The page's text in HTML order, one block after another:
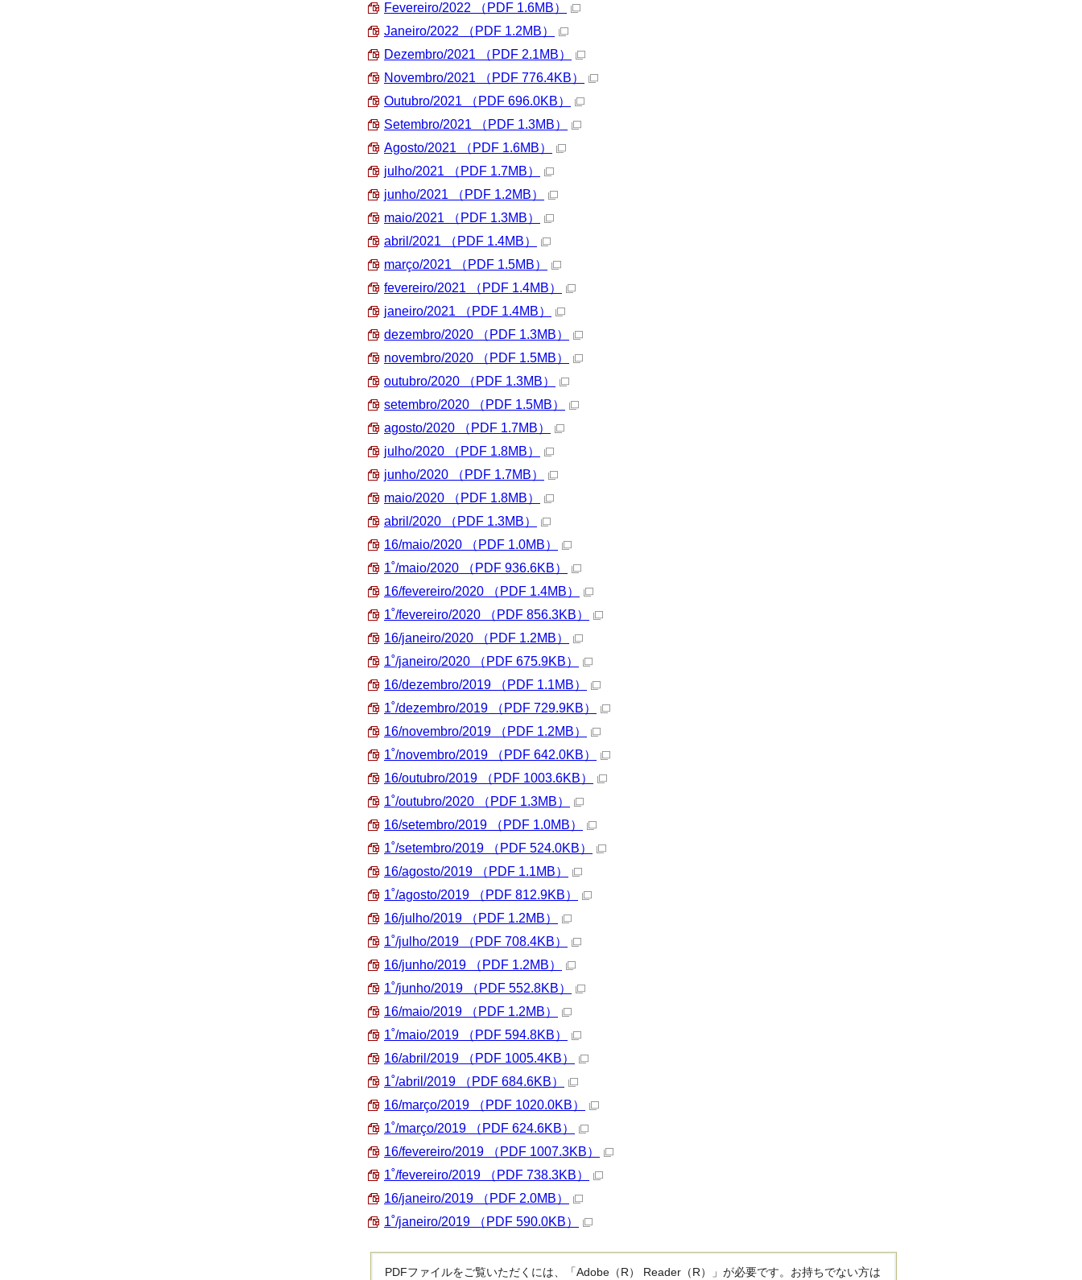
Fevereiro/2022 （PDF 1.6MB）
Janeiro/2022 （PDF 1.2MB）
Dezembro/2021 （PDF 2.1MB）
Novembro/2021 （PDF 776.4KB）
Outubro/2021 （PDF 696.0KB）
Setembro/2021 （PDF 1.3MB）
Agosto/2021 （PDF 1.6MB）
julho/2021 （PDF 1.7MB）
junho/2021 （PDF 1.2MB）
maio/2021 （PDF 1.3MB）
abril/2021 （PDF 1.4MB）
março/2021 （PDF 1.5MB）
fevereiro/2021 （PDF 1.4MB）
janeiro/2021 （PDF 1.4MB）
dezembro/2020 （PDF 1.3MB）
novembro/2020 （PDF 1.5MB）
outubro/2020 （PDF 1.3MB）
setembro/2020 （PDF 1.5MB）
agosto/2020 （PDF 1.7MB）
julho/2020 （PDF 1.8MB）
junho/2020 （PDF 1.7MB）
maio/2020 （PDF 1.8MB）
abril/2020 （PDF 1.3MB）
16/maio/2020 （PDF 1.0MB）
1˚/maio/2020 （PDF 936.6KB）
16/fevereiro/2020 （PDF 1.4MB）
1˚/fevereiro/2020 （PDF 856.3KB）
16/janeiro/2020 （PDF 1.2MB）
1˚/janeiro/2020 （PDF 675.9KB）
16/dezembro/2019 （PDF 1.1MB）
1˚/dezembro/2019 （PDF 729.9KB）
16/novembro/2019 （PDF 1.2MB）
1˚/novembro/2019 （PDF 642.0KB）
16/outubro/2019 （PDF 1003.6KB）
1˚/outubro/2020 （PDF 1.3MB）
16/setembro/2019 （PDF 1.0MB）
1˚/setembro/2019 （PDF 524.0KB）
16/agosto/2019 （PDF 1.1MB）
1˚/agosto/2019 （PDF 812.9KB）
16/julho/2019 （PDF 1.2MB）
1˚/julho/2019 （PDF 708.4KB）
16/junho/2019 （PDF 1.2MB）
1˚/junho/2019 （PDF 552.8KB）
16/maio/2019 （PDF 1.2MB）
1˚/maio/2019 （PDF 594.8KB）
16/abril/2019 （PDF 1005.4KB）
1˚/abril/2019 （PDF 684.6KB）
16/março/2019 （PDF 1020.0KB）
1˚/março/2019 （PDF 624.6KB）
16/fevereiro/2019 （PDF 1007.3KB）
1˚/fevereiro/2019 （PDF 738.3KB）
16/janeiro/2019 （PDF 2.0MB）
1˚/janeiro/2019 （PDF 590.0KB）
PDFファイルをご覧いただくには、「Adobe（R） Reader（R）」が必要です。お持ちでない方は